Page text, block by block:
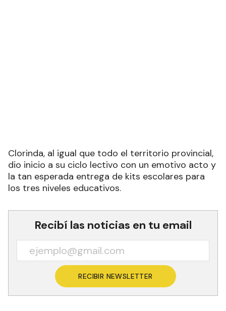
Clorinda, al igual que todo el territorio provincial,
dio inicio a su ciclo lectivo con un emotivo acto y
la tan esperada entrega de kits escolares para
los tres niveles educativos.
Recibí las noticias en tu email
RECIBIR NEWSLETTER